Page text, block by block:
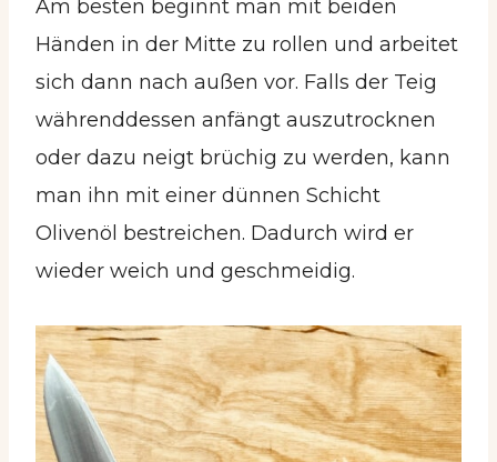
Am besten beginnt man mit beiden
Händen in der Mitte zu rollen und arbeitet
sich dann nach außen vor. Falls der Teig
währenddessen anfängt auszutrocknen
oder dazu neigt brüchig zu werden, kann
man ihn mit einer dünnen Schicht
Olivenöl bestreichen. Dadurch wird er
wieder weich und geschmeidig.